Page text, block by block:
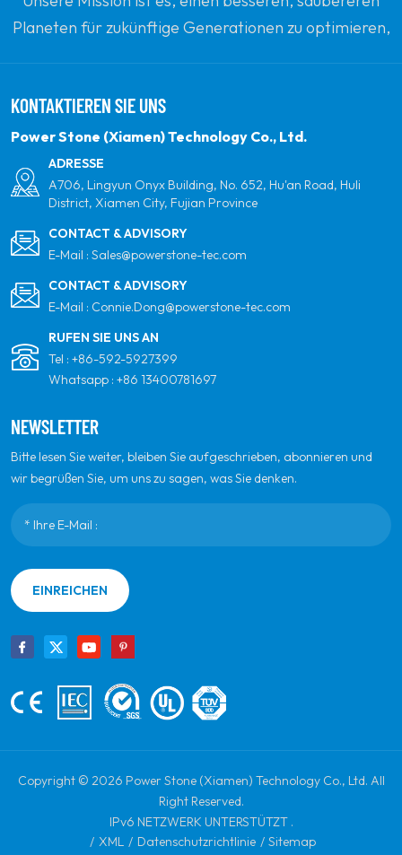
Planeten für zukünftige Generationen zu optimieren,
Energieprodukten und Ihrem vertrauenswürdigsten
globalen Partner für Qualität, Professionalität und
KONTAKTIEREN SIE UNS
Power Stone (Xiamen) Technology Co., Ltd.
ADRESSE
A706, Lingyun Onyx Building, No. 652, Hu'an Road, Huli
District, Xiamen City, Fujian Province
CONTACT & ADVISORY
E-Mail : Sales@powerstone-tec.com
CONTACT & ADVISORY
E-Mail : Connie.Dong@powerstone-tec.com
RUFEN SIE UNS AN
Tel : +86-592-5927399
Whatsapp : +86 13400781697
NEWSLETTER
Bitte lesen Sie weiter, bleiben Sie aufgeschrieben, abonnieren und
wir begrüßen Sie, um uns zu sagen, was Sie denken.
EINREICHEN
Copyright © 2026 Power Stone (Xiamen) Technology Co., Ltd. All
Right Reserved.
IPv6 NETZWERK UNTERSTÜTZT .
/ XML / Datenschutzrichtlinie / Sitemap